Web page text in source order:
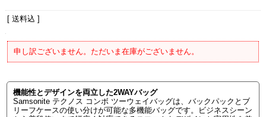
[ 送料込 ]
申し訳ございません。ただいま在庫がございません。
機能性とデザインを両立した2WAYバッグ
Samsonite テクノス コンボ ツーウェイバッグは、バックパックとブ
リーフケースの使い分けが可能な多機能バッグです。ビジネスシーン